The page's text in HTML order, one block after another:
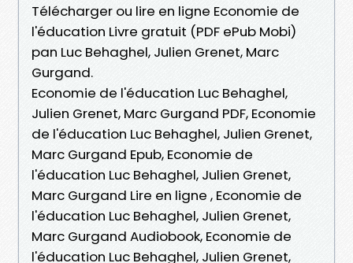
Télécharger ou lire en ligne Economie de
l'éducation Livre gratuit (PDF ePub Mobi)
pan Luc Behaghel, Julien Grenet, Marc
Gurgand.
Economie de l'éducation Luc Behaghel,
Julien Grenet, Marc Gurgand PDF, Economie
de l'éducation Luc Behaghel, Julien Grenet,
Marc Gurgand Epub, Economie de
l'éducation Luc Behaghel, Julien Grenet,
Marc Gurgand Lire en ligne , Economie de
l'éducation Luc Behaghel, Julien Grenet,
Marc Gurgand Audiobook, Economie de
l'éducation Luc Behaghel, Julien Grenet,